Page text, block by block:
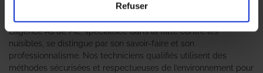
Refuser
expert en destruction de nid de guêpes et
frelons asiatiquespour une intervention rapide et efficace.
L’agence As de Pic, spécialisée dans la lutte contre les
nuisibles, se distingue par son savoir-faire et son
professionnalisme. Nos techniciens qualifiés utilisent des
méthodes sécurisées et respectueuses de l’environnement pour